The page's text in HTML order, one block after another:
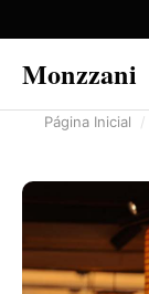
Monzzani
Página Inicial